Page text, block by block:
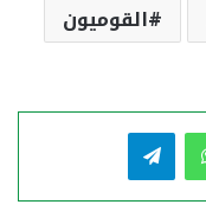
القوميون
واتساب